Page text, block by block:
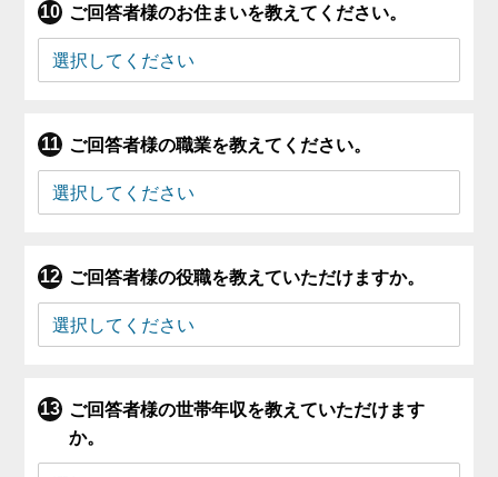
ご回答者様のお住まいを教えてください。
ご回答者様の職業を教えてください。
ご回答者様の役職を教えていただけますか。
ご回答者様の世帯年収を教えていただけます
か。